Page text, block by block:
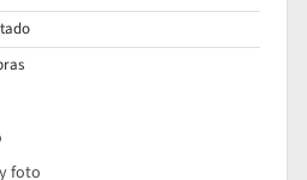
foto